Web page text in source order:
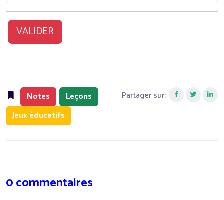
VALIDER
Notes
Leçons
Jeux éducatifs
Partager sur:
0 commentaires